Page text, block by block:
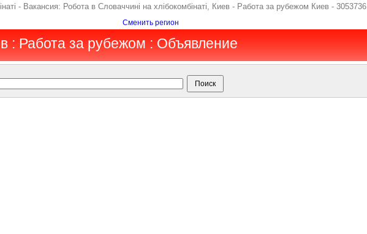
- Вакансия: Робота в Словаччині на хлібокомбінаті, Киев - Работа за рубежом Киев - 3053736
Сменить регион
: Работа за рубежом : Объявление